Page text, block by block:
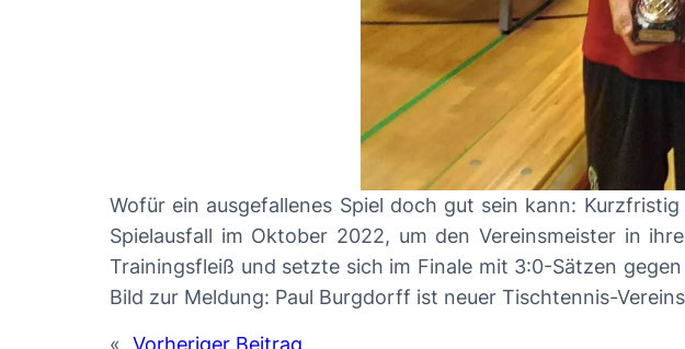
Wofür ein ausgefallenes Spiel doch gut sein kann:
Spielausfall im Oktober 2022, um den Vereinsmeister in
Trainingsfleiß und setzte sich im Finale mit 3:0-Sätzen
Bild zur Meldung: Paul Burgdorff ist neuer Tischtennis-
« Vorheriger Beitrag